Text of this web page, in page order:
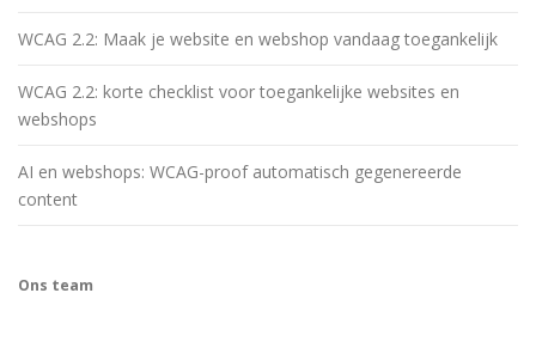
WCAG 2.2: Maak je website en webshop vandaag toegankelijk
WCAG 2.2: korte checklist voor toegankelijke websites en
webshops
AI en webshops: WCAG-proof automatisch gegenereerde
content
Ons team